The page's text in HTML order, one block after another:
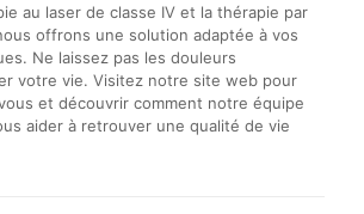
au laser de classe IV et la thérapie par
offrons une solution adaptée à vos
Ne laissez pas les douleurs
votre vie. Visitez notre site web pour
et découvrir comment notre équipe
aider à retrouver une qualité de vie